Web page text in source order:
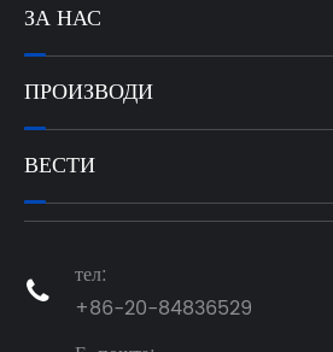
ЗА НАС
ПРОИЗВОДИ
ВЕСТИ

тел:
+86-20-84836529